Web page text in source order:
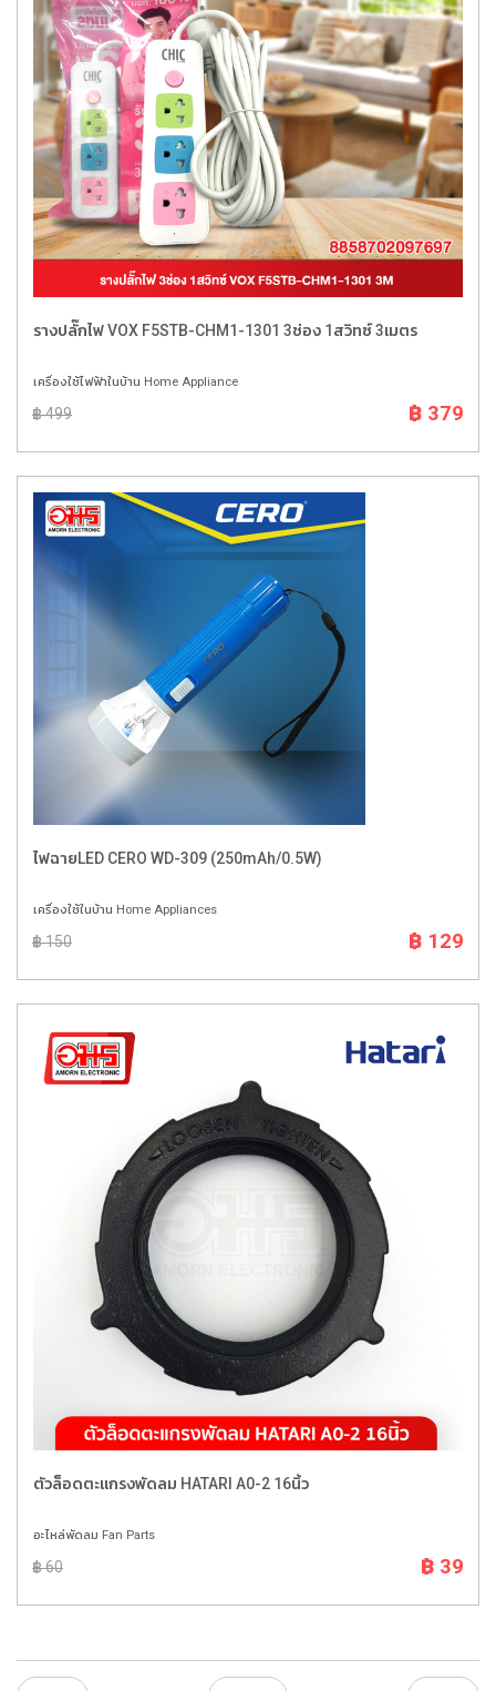
รางปลั๊กไฟ VOX F5STB-CHM1-1301 3ช่อง 1สวิทซ์ 3เมตร
เครื่องใช้ไฟฟ้าในบ้าน Home Appliance
฿ 499 ฿ 379
ไฟฉายLED CERO WD-309 (250mAh/0.5W)
เครื่องใช้ในบ้าน Home Appliances
฿ 150 ฿ 129
ตัวล็อดตะแกรงพัดลม HATARI A0-2 16นิ้ว
อะไหล่พัดลม Fan Parts
฿ 60 ฿ 39